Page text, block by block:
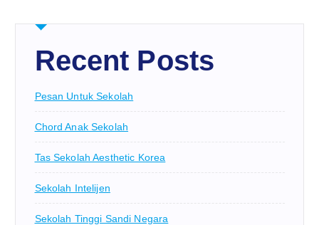
Recent Posts
Pesan Untuk Sekolah
Chord Anak Sekolah
Tas Sekolah Aesthetic Korea
Sekolah Intelijen
Sekolah Tinggi Sandi Negara